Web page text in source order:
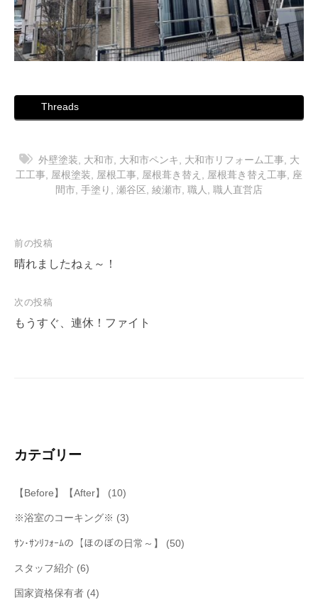
Threads
外壁塗装 大和市 大和市ペンキ 大和市リフォーム工事 大
工工事
屋根塗装 屋根工事 屋根葺き替え 屋根葺き替え工事
座
間市 手塗り 瀬谷区 綾瀬市 職人 職人直営店
投
稿
ビ
ゲ
前の投稿
晴れましたねぇ～！
次の投稿
もうすぐ、連休！ファイト
カテゴリー
【Before】【After】 (10)
※浴室のコーキング※ (3)
ｻﾝ･ｻﾝﾘﾌｫｰﾑの【ほのぼの日常～】 (50)
スタッフ紹介 (6)
国家資格保有者 (4)